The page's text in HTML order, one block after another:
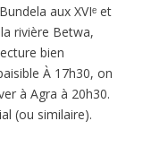
aux XVIᵉ et
rivière Betwa,
bien
À 17h30, on
à Agra à 20h30.
(ou similaire).